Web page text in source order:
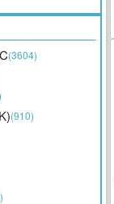
(3604)
(910)